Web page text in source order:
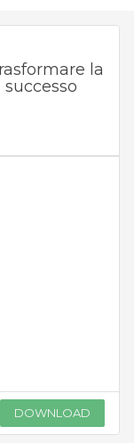
la
DOWNLOAD